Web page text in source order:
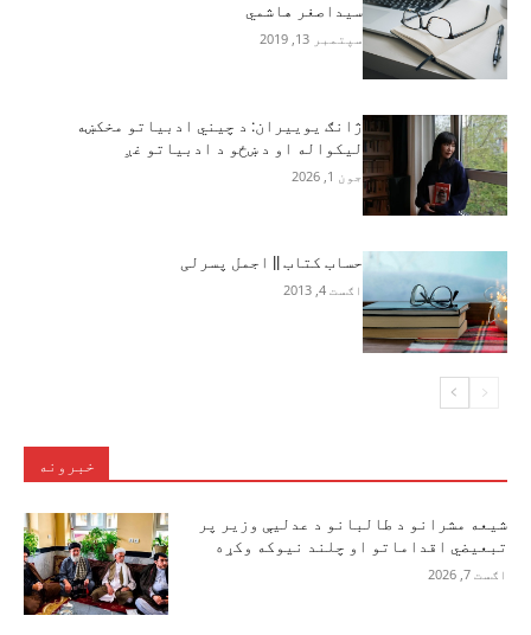
سیداصغر هاشمي
سپتمبر 13, 2019
ژانګ یوییران: د چیني ادبیاتو مخکښه
لیکواله او د ښځو د ادبیاتو غږ
جون 1, 2026
حساب کتاب || اجمل پسرلی
اګست 4, 2013
خبرونه
شیعه مشرانو د طالبانو د عدلیې وزیر پر
تبعیضي اقداماتو او چلند نیوکه وکړه
اګست 7, 2026